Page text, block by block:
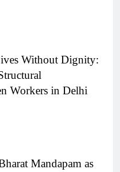
Without Dignity:
Workers in Delhi
Mandapam as